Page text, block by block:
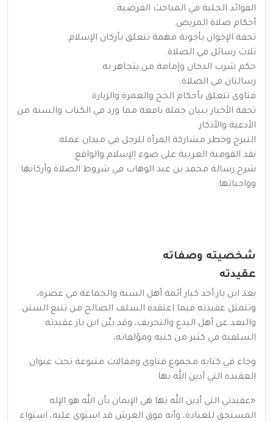
الفوائد الجلية في المباحث الفرضية.
أحكام صلاة المريض.
تحفة الإخوان بأجوبة مهمة تتعلق بأركان الإسلام.
ثلاث رسائل في الصلاة.
حكم شرب الدخان وإمامة من يتجاهر به.
رسالتان في الصلاة.
فتاوى تتعلق بأحكام الحج والعمرة والزيارة.
تحفة الأخيار ببيان جملة نافعة مما ورد في الكتاب والسنة من
الأدعية والأذكار.
التبرج وخطر مشاركة المرأة للرجل في ميدان عمله.
نقد القومية العربية على ضوء الإسلام والواقع.
شرح رسالة محمد بن عبد الوهاب في شروط الصلاة وأركانها
وواجباتها.
شخصيته وصفاته
عقيدته
يعد ابن باز أحد كبار أئمة أهل السنة والجماعة في عصره،
وتتمثل عقيدته فيما اعتقده السلف الصالح من تتبع السنن
والبعد عن أهل البدع والتحريف، وقد بيَّن ابن باز عقيدته
السلفية في كثير من كتبه ومؤلفاته،
وجاء في كتابه مجموع فتاوى ومقالات متنوعة تحت عنوان
العقيدة التي أدين الله بها:
«عقيدتي التي أدين الله بها هي الإيمان بأن الله هو الإله
المستحق للعبادة، وأنه فوق العرش قد استوى عليه، استواء